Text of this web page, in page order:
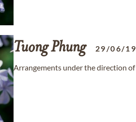
TuongPhung 29/06/
Arrangements under the direction of